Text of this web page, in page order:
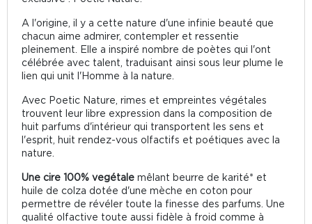
A l'origine, il y a cette nature d'une infinie beauté que
chacun aime admirer, contempler et ressentie
pleinement. Elle a inspiré nombre de poètes qui l'ont
célébrée avec talent, traduisant ainsi sous leur plume le
lien qui unit l'Homme à la nature.
Avec Poetic Nature, rimes et empreintes végétales
trouvent leur libre expression dans la composition de
huit parfums d'intérieur qui transportent les sens et
l'esprit, huit rendez-vous olfactifs et poétiques avec la
nature.
Une cire 100% vegétale mêlant beurre de karité* et
huile de colza dotée d'une mèche en coton pour
permettre de révéler toute la finesse des parfums. Une
qualité olfactive toute aussi fidèle à froid comme à